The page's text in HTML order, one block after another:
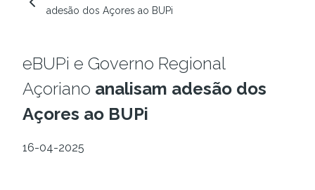
adesão dos Açores ao BUPi
eBUPi e Governo Regional
Açoriano analisam adesão dos
Açores ao BUPi
16-04-2025